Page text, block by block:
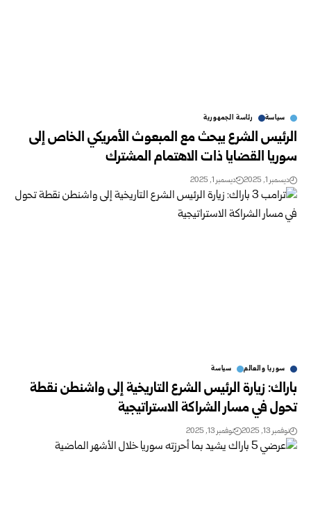
سياسة رئاسة الجمهورية
الرئيس الشرع يبحث مع المبعوث الأمريكي الخاص إلى
سوريا القضايا ذات الاهتمام المشترك
ديسمبر 1, 2025 ديسمبر 1, 2025
سوريا والعالم سياسة
باراك: زيارة الرئيس الشرع التاريخية إلى واشنطن نقطة
تحول في مسار الشراكة الاستراتيجية
نوفمبر 13, 2025 نوفمبر 13, 2025